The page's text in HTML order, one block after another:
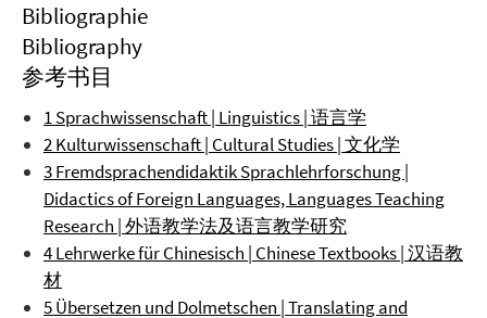
Bibliographie
Bibliography
参考书目
1 Sprachwissenschaft | Linguistics | 语言学
2 Kulturwissenschaft | Cultural Studies | 文化学
3 Fremdsprachendidaktik Sprachlehrforschung |
Didactics of Foreign Languages, Languages Teaching
Research | 外语教学法及语言教学研究
4 Lehrwerke für Chinesisch | Chinese Textbooks | 汉语教
材
5 Übersetzen und Dolmetschen | Translating and